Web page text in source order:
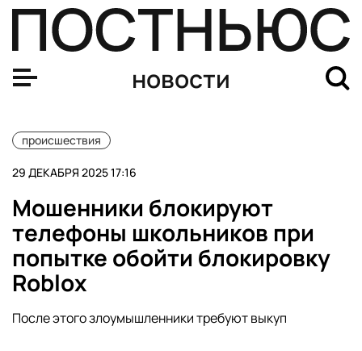
новости
происшествия
29 ДЕКАБРЯ 2025 17:16
Мошенники блокируют
телефоны школьников при
попытке обойти блокировку
Roblox
После этого злоумышленники требуют выкуп
Преподавателей, организовавших секту почитателей